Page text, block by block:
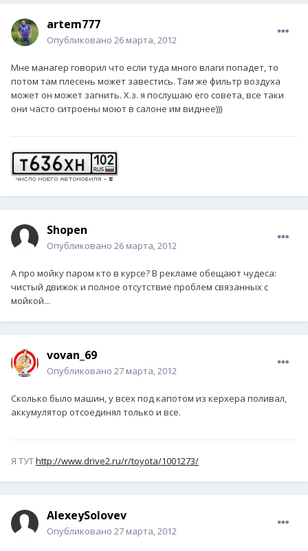
artem777
Опубликовано 26 марта, 2012
Мне манагер говорил что если туда много влаги попадет, то
потом там плесень может завестись. Там же фильтр воздуха
может он может загнить. Х.з. я послушаю его совета, все таки
они часто ситроены моют в салоне им виднее)))
Shopen
Опубликовано 26 марта, 2012
А про мойку паром кто в курсе? В рекламе обещают чудеса:
чистый движок и полное отсутствие проблем связанных с
мойкой...
vovan_69
Опубликовано 27 марта, 2012
Сколько было машин, у всех под капотом из керхера поливал,
аккумулятор отсоединял только и все.
Я ТУТhttp://www.drive2.ru/r/toyota/1001273/
AlexeySolovev
Опубликовано 27 марта, 2012